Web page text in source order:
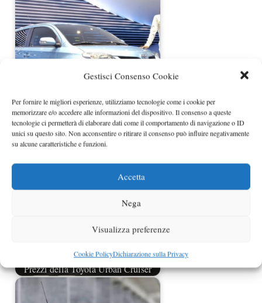
Gestisci Consenso Cookie
Per fornire le migliori esperienze, utilizziamo tecnologie come i cookie per
memorizzare e/o accedere alle informazioni del dispositivo. Il consenso a queste
tecnologie ci permetterà di elaborare dati come il comportamento di navigazione o ID
unici su questo sito. Non acconsentire o ritirare il consenso può influire negativamente
su alcune caratteristiche e funzioni.
Accetta
Nega
Visualizza preferenze
Cookie PolicyDichiarazione sulla Privacy
Urban Cruiser Toyota esce il 16
Maggio
Prezzi della Toyota Urban Cruiser